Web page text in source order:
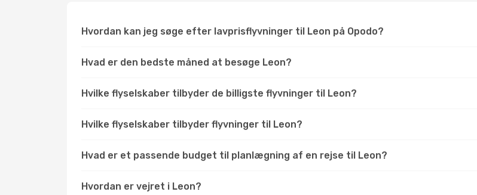
Hvordan kan jeg søge efter lavprisflyvninger til Leon på Opodo?
Hvad er den bedste måned at besøge Leon?
Hvilke flyselskaber tilbyder de billigste flyvninger til Leon?
Hvilke flyselskaber tilbyder flyvninger til Leon?
Hvad er et passende budget til planlægning af en rejse til Leon?
Hvordan er vejret i Leon?